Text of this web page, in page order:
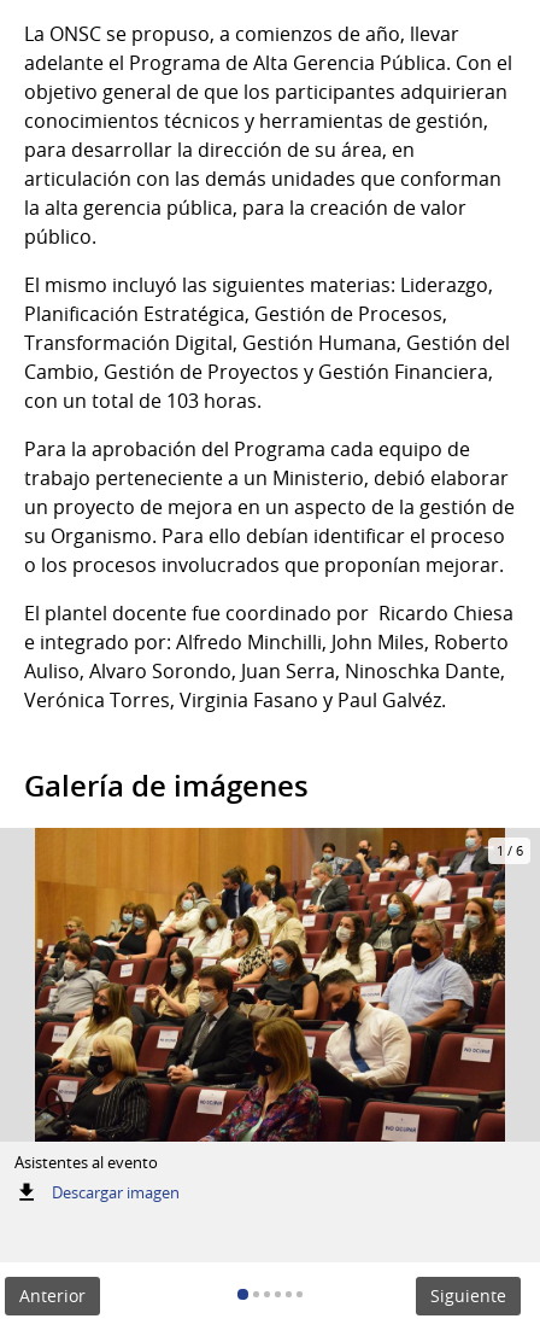
La ONSC se propuso, a comienzos de año, llevar
adelante el Programa de Alta Gerencia Pública. Con el
objetivo general de que los participantes adquirieran
conocimientos técnicos y herramientas de gestión,
para desarrollar la dirección de su área, en
articulación con las demás unidades que conforman
la alta gerencia pública, para la creación de valor
público.
El mismo incluyó las siguientes materias: Liderazgo,
Planificación Estratégica, Gestión de Procesos,
Transformación Digital, Gestión Humana, Gestión del
Cambio, Gestión de Proyectos y Gestión Financiera,
con un total de 103 horas.
Para la aprobación del Programa cada equipo de
trabajo perteneciente a un Ministerio, debió elaborar
un proyecto de mejora en un aspecto de la gestión de
su Organismo. Para ello debían identificar el proceso
o los procesos involucrados que proponían mejorar.
El plantel docente fue coordinado por Ricardo Chiesa
e integrado por: Alfredo Minchilli, John Miles, Roberto
Auliso, Alvaro Sorondo, Juan Serra, Ninoschka Dante,
Verónica Torres, Virginia Fasano y Paul Galvéz.
Galería de imágenes
1 / 6
Asistentes al evento
Descargar imagen:
Anterior
Siguiente